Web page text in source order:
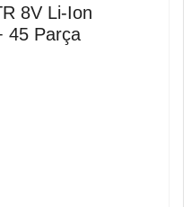
8V Li-Ion
45 Parça